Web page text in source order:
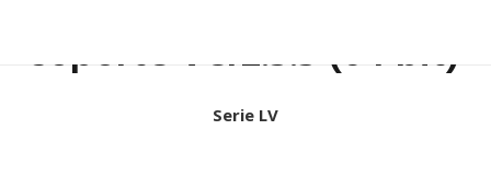
soporte Ver2.3.3 (64 bit)
Serie LV